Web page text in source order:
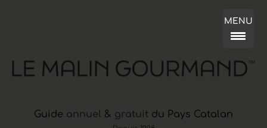
MENU
Guide annuel & gratuit du Pays Catalan